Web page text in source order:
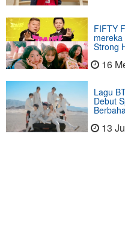
FIFTY
Strong
16
Lagu
Debut
13